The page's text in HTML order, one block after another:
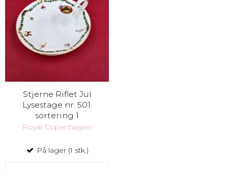
Stjerne Riflet Jul
Lysestage nr. 501.
sortering 1
Royal Copenhagen
På lager (1 stk.)